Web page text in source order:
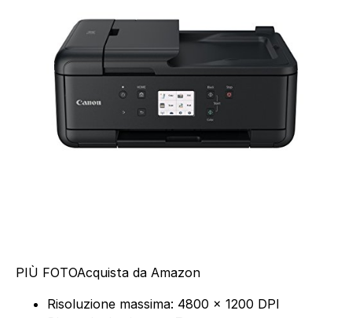
PIÙ FOTOAcquista da Amazon
Risoluzione massima: 4800 x 1200 DPI